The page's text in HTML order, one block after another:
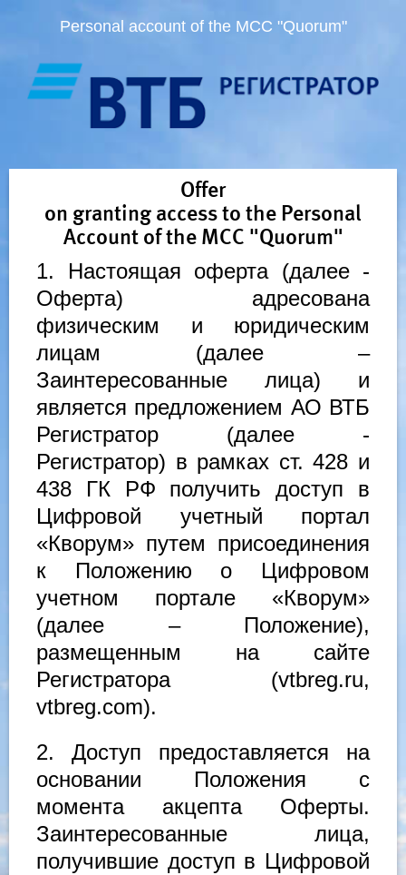
Personal account of the MCC "Quorum"
Offer
on granting access to the Personal
Account of the MCC "Quorum"
1. Настоящая оферта (далее -
Оферта) адресована
физическим и юридическим
лицам (далее –
Заинтересованные лица) и
является предложением АО ВТБ
Регистратор (далее -
Регистратор) в рамках ст. 428 и
438 ГК РФ получить доступ в
Цифровой учетный портал
«Кворум» путем присоединения
к Положению о Цифровом
учетном портале «Кворум»
(далее – Положение),
размещенным на сайте
Регистратора (vtbreg.ru,
vtbreg.com).
2. Доступ предоставляется на
основании Положения с
момента акцепта Оферты.
Заинтересованные лица,
получившие доступ в Цифровой